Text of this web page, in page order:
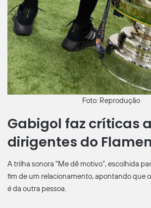
Foto: Reprodução
Gabigol faz críticas a
dirigentes do
A trilha sonora “Me dê motivo”, escolhida
fim de um relacionamento, apontando que
é da outra pessoa.